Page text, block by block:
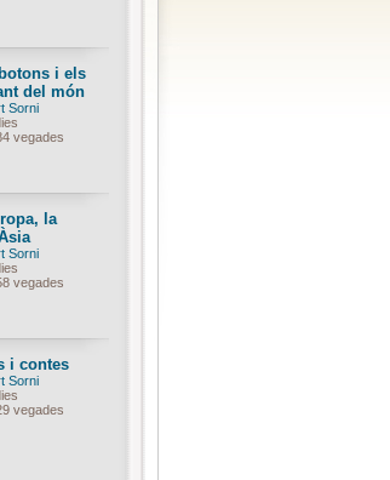
i els
del món
Sorni
vegades
la
Sorni
vegades
i contes
Sorni
vegades